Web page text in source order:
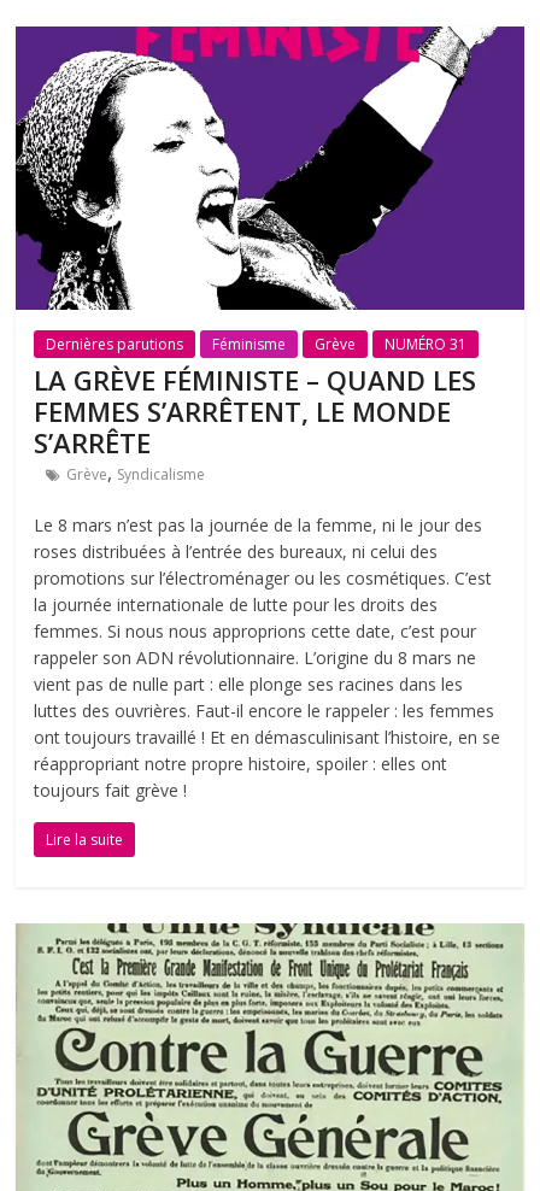
Dernières parutions Féminisme Grève NUMÉRO 31
LA GRÈVE FÉMINISTE – QUAND LES
FEMMES S’ARRÊTENT, LE MONDE
S’ARRÊTE
Grève, Syndicalisme
Le 8 mars n’est pas la journée de la femme, ni le jour des
roses distribuées à l’entrée des bureaux, ni celui des
promotions sur l’électroménager ou les cosmétiques. C’est
la journée internationale de lutte pour les droits des
femmes. Si nous nous approprions cette date, c’est pour
rappeler son ADN révolutionnaire. L’origine du 8 mars ne
vient pas de nulle part : elle plonge ses racines dans les
luttes des ouvrières. Faut-il encore le rappeler : les femmes
ont toujours travaillé ! Et en démasculinisant l’histoire, en se
réappropriant notre propre histoire, spoiler : elles ont
toujours fait grève !
Lire la suite